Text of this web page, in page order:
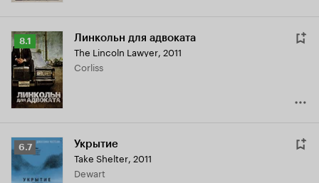
Рейтинг
Кинопоиска
8.1
8.1 Линкольн для адвоката
The Lincoln Lawyer, 2011
Corliss
Рейтинг
Кинопоиска
6.7
6.7 Укрытие
Take Shelter, 2011
Dewart